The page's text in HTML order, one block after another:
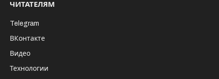
ЧИТАТЕЛЯМ
Telegram
ВКонтакте
Видео
Технологии